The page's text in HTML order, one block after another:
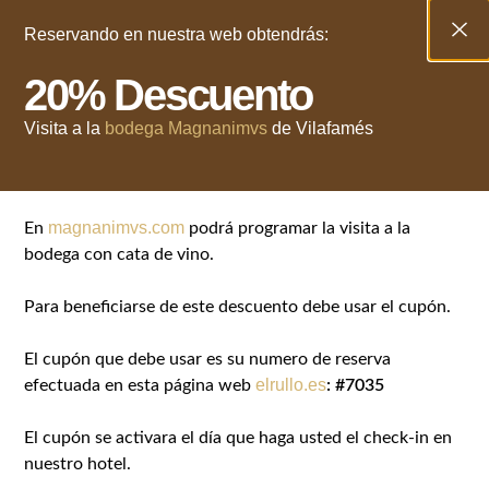
Ingles Youtube Facebook
Reserva Una Habitación Ahora
Reservando en nuestra web obtendrás:
20% Descuento
Visita a la bodega Magnanimvs de Vilafamés
En magnanimvs.com podrá programar la visita a la
bodega con cata de vino.
Para beneficiarse de este descuento debe usar el cupón.
El cupón que debe usar es su numero de reserva
efectuada en esta página webelrullo.es: #7035
El cupón se activara el día que haga usted el check-in en
nuestro hotel.